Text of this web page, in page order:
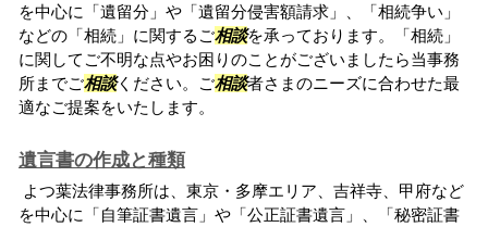
を中心に「遺留分」や「遺留分侵害額請求」、「相続争い」
などの「相続」に関するご相談を承っております。「相続」
に関してご不明な点やお困りのことがございましたら当事務
所までご相談ください。ご相談者さまのニーズに合わせた最
適なご提案をいたします。
遺言書の作成と種類
よつ葉法律事務所は、東京・多摩エリア、吉祥寺、甲府など
を中心に「自筆証書遺言」や「公正証書遺言」、「秘密証書